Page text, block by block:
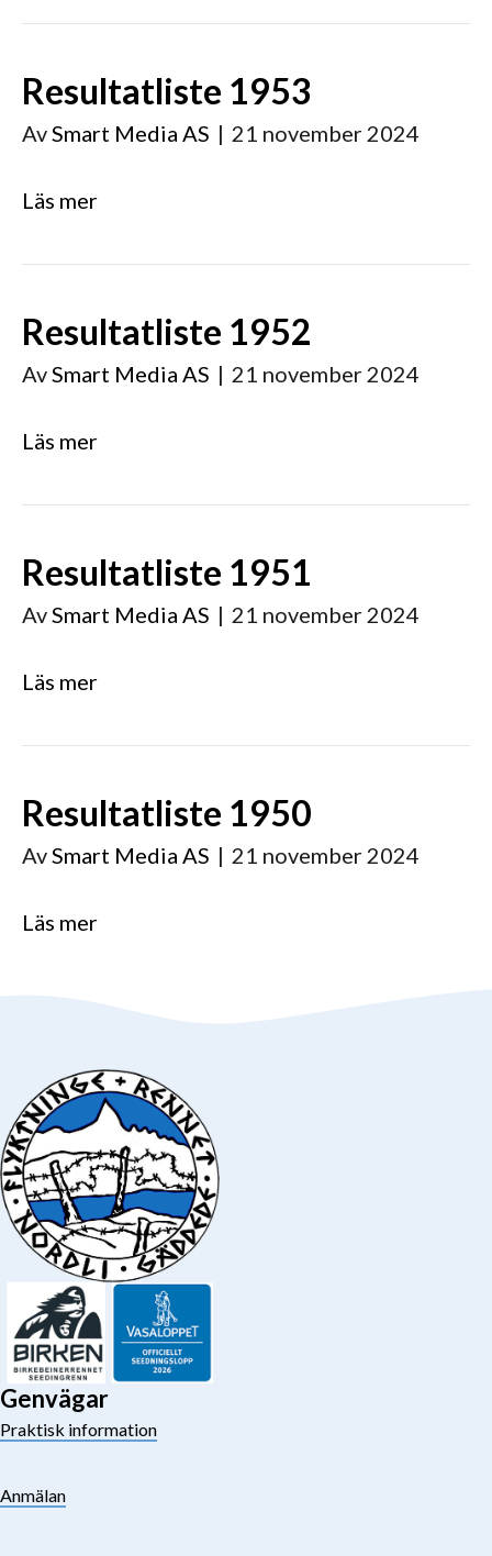
Resultatliste 1953
AvSmart Media AS | 21 november 2024
Läs mer
Resultatliste 1952
AvSmart Media AS | 21 november 2024
Läs mer
Resultatliste 1951
AvSmart Media AS | 21 november 2024
Läs mer
Resultatliste 1950
AvSmart Media AS | 21 november 2024
Läs mer
Genvägar
Praktisk information
Anmälan